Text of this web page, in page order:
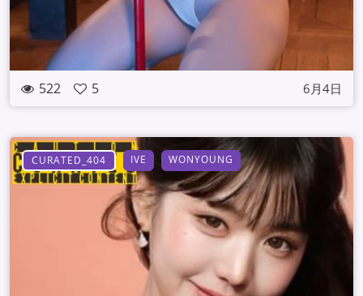
522 5 6月4日
CURATED_404 IVE WONYOUNG